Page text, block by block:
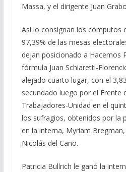
Massa, y el dirigente Juan
Así lo consignan los cómputos
97,39% de las mesas
dejan posicionado a Hacemos
fórmula Juan Schiaretti-
alejado cuarto lugar, con el
secundado luego por el Frente
Trabajadores-Unidad en el
los sufragios, obtenidos por la
en la interna, Myriam
Nicolás del Caño.
Patricia Bullrich le ganó la